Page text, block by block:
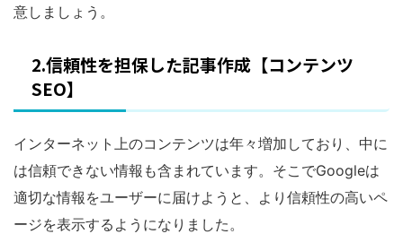
意しましょう。
2.信頼性を担保した記事作成【コンテンツ
SEO】
インターネット上のコンテンツは年々増加しており、中に
は信頼できない情報も含まれています。そこでGoogleは
適切な情報をユーザーに届けようと、より信頼性の高いペ
ージを表示するようになりました。